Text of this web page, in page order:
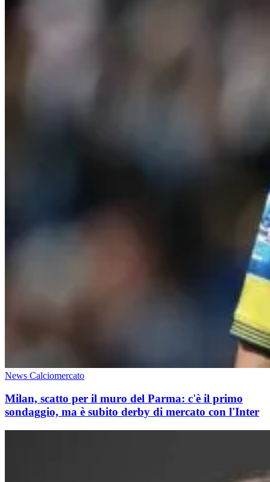
News Calciomercato
Milan, scatto per il muro del Parma: c'è il primo
sondaggio, ma è subito derby di mercato con l'Inter